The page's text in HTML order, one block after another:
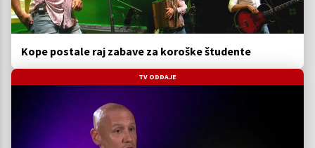
Kope postale raj zabave za koroške študente
TV ODDAJE